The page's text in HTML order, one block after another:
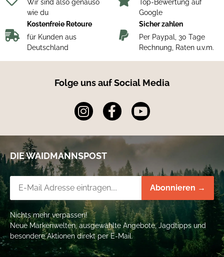
Wir sind also genauso
wie du
Top-Bewertung auf
Google
Kostenfreie Retoure
für Kunden aus
Deutschland
Sicher zahlen
Per Paypal, 30 Tage
Rechnung, Raten u.v.m.
Folge uns auf Social Media
DIE WAIDMANNSPOST
Abonnieren →
Nichts mehr verpassen!
Neue Markenwelten, ausgewählte Angebote, Jagdtipps und
besondere Aktionen direkt per E-Mail.